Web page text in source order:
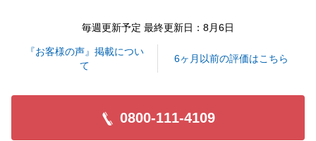
毎週更新予定 最終更新日：8月6日
『お客様の声』掲載につい
て
6ヶ月以前の評価はこちら
0800-111-4109